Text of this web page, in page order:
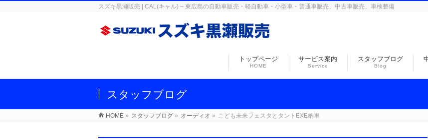
スズキ黒瀬販売 | CAL(キャル) – 東広島の自動車販売・軽自動車・小型車・普通車販売、中古車販売、車検整備
トップページ
HOME
サービス案内
Service
スタッフブログ
Blog
スタッフブログ
HOME » スタッフブログ » オーディオ » こども未来フェスタとタントEXE納車